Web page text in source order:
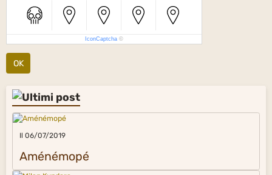
IconCaptcha ©
OK
Il 06/07/2019
Aménémopé